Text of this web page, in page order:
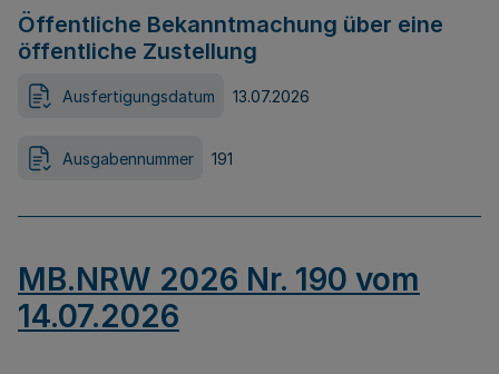
Öffentliche Bekanntmachung über eine
öffentliche Zustellung
Ausfertigungsdatum 13.07.2026
Ausgabennummer 191
MB.NRW 2026 Nr. 190 vom
14.07.2026